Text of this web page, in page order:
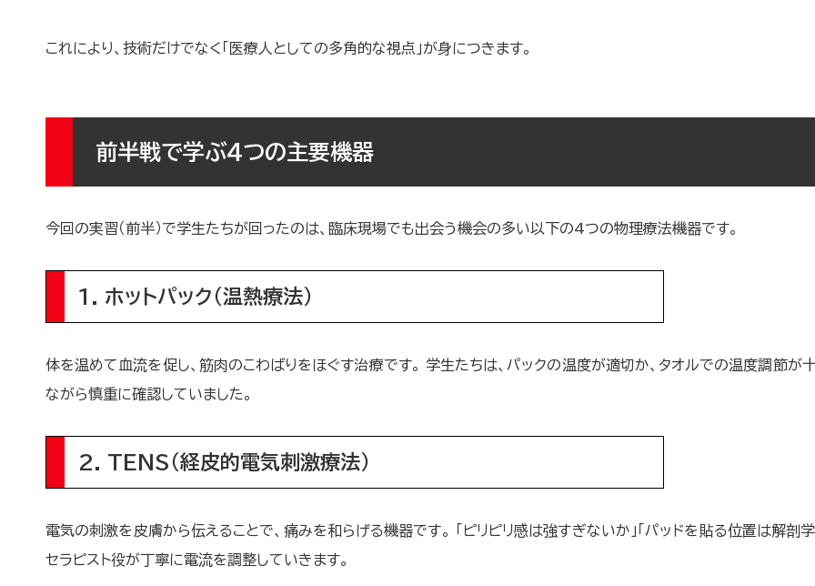
これにより、技術だけでなく「医療人としての多角的な視点」が身につきます。
前半戦で学ぶ4つの主要機器
今回の実習（前半）で学生たちが回ったのは、臨床現場でも出会う機会の多い以下の4つの物理療法機器です。
1. ホットパック（温熱療法）
体を温めて血流を促し、筋肉のこわばりをほぐす治療です。 学生たちは、パックの温度が適切か、タオルでの温度調節が
ながら慎重に確認していました。
2. TENS（経皮的電気刺激療法）
電気の刺激を皮膚から伝えることで、痛みを和らげる機器です。 「ピリピリ感は強すぎないか」「パッドを貼る位置は解剖
セラピスト役が丁寧に電流を調整していきます。